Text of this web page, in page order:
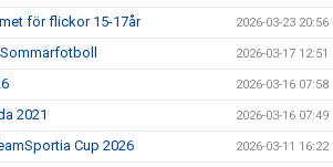
för flickor 15-17år 2026-03-23 20:56
2026-03-17 12:51
2026-03-16 07:58
2021 2026-03-16 07:49
Cup 2026 2026-03-11 16:22